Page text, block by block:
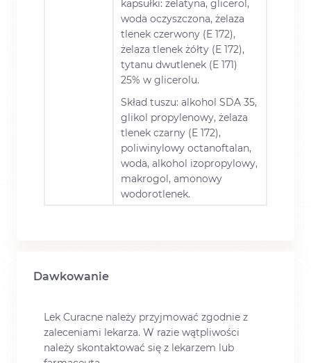
kapsułki: żelatyna, glicerol,
woda oczyszczona, żelaza
tlenek czerwony (E 172),
żelaza tlenek żółty (E 172),
tytanu dwutlenek (E 171)
25% w glicerolu.
Skład tuszu: alkohol SDA 35,
glikol propylenowy, żelaza
tlenek czarny (E 172),
poliwinylowy octanoftalan,
woda, alkohol izopropylowy,
makrogol, amonowy
wodorotlenek.
Dawkowanie
Lek Curacne należy przyjmować zgodnie z
zaleceniami lekarza. W razie wątpliwości
należy skontaktować się z lekarzem lub